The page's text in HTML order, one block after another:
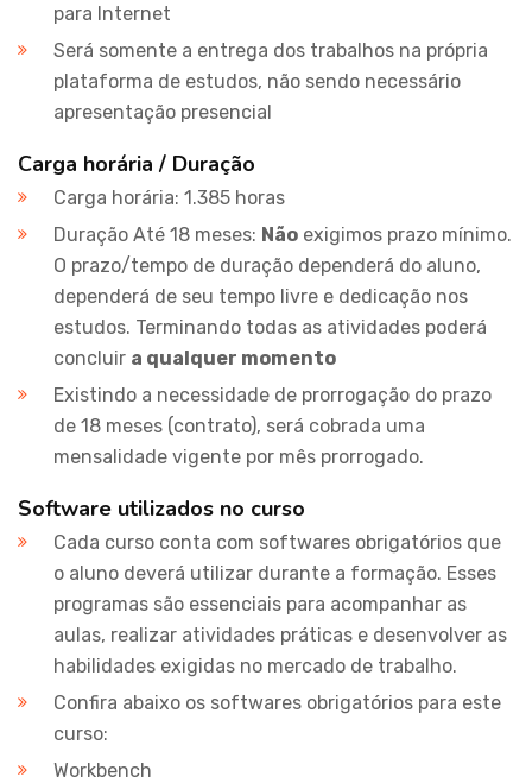
para Internet
Será somente a entrega dos trabalhos na própria
plataforma de estudos, não sendo necessário
apresentação presencial
Carga horária / Duração
Carga horária: 1.385 horas
Duração Até 18 meses: Não exigimos prazo mínimo.
O prazo/tempo de duração dependerá do aluno,
dependerá de seu tempo livre e dedicação nos
estudos. Terminando todas as atividades poderá
concluir a qualquer momento
Existindo a necessidade de prorrogação do prazo
de 18 meses (contrato), será cobrada uma
mensalidade vigente por mês prorrogado.
Software utilizados no curso
Cada curso conta com softwares obrigatórios que
o aluno deverá utilizar durante a formação. Esses
programas são essenciais para acompanhar as
aulas, realizar atividades práticas e desenvolver as
habilidades exigidas no mercado de trabalho.
Confira abaixo os softwares obrigatórios para este
curso:
Workbench